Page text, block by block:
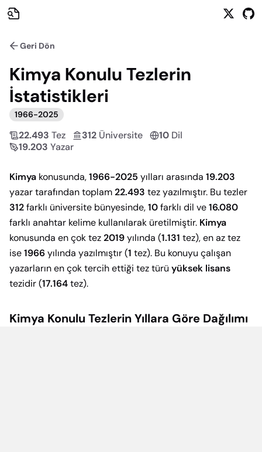
Geri Dön
Kimya Konulu Tezlerin
İstatistikleri
1966-2025
22.493 Tez 312 Üniversite 10 Dil
19.203 Yazar
Kimya konusunda,1966-2025 yılları arasında 19.203
yazar tarafından toplam22.493 tez yazılmıştır. Bu tezler
312farklı üniversite bünyesinde,10farklı dil ve16.080
farklı anahtar kelime kullanılarak üretilmiştir. Kimya
konusunda en çok tez2019yılında (1.131 tez), en az tez
ise1966yılında yazılmıştır (1 tez). Bu konuyu çalışan
yazarların en çok tercih ettiği tez türü yüksek lisans
tezidir (17.164tez).
Kimya Konulu Tezlerin Yıllara Göre Dağılımı